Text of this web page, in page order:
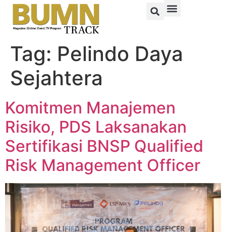
Tag: Pelindo Daya
Sejahtera
Komitmen Manajemen
Risiko, PDS Laksanakan
Sertifikasi BNSP Qualified
Risk Management Officer